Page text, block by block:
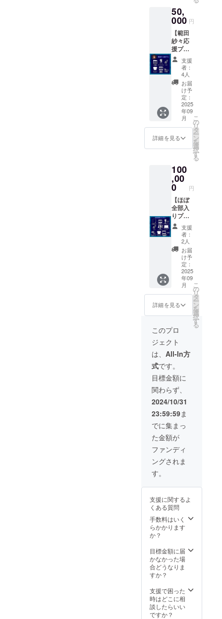
限定1
年、ダ
ウン
ロード
可）
ウン
ロード
不可）
・お礼
動画DL
配信
（期間
限定1
年、ダ
ウン
ロード
可）
ン入り
チェキ
（画像
は選べ
ませ
ん） ・
オリジ
ナルT
シャツ
（ver2
） ・特
製パン
（ver2
） 増
ページ
16p ・
配信
（期間
限定1ヶ
月程
度・ダ
ウン
ロード
不可）
・来年
完成予
定の
「はな
まる劇
場のい
ちばん
長い
日」長
編版の
限定1ヶ
度・ダ
ウン
ロード
不可）
・お礼
動画DL
配信
（期間
年、ダ
ウン
ロード
可）
※「ダン
スを
もっと
見た
い」と
いう方
へ向け
た本編
とは違
う編集
の動画
・倖田
李梨の
アクリ
ルスタ
ンド1点
・倖田
ン入り
チェキ
（画像
は選べ
ませ
ん） ・
オリジ
ナルT
シャツ
（ver2
） ・特
製パン
（ver2
） 増
ページ
16p ・
メイキ
配信
（期間
限定1ヶ
月程
度・ダ
ウン
ロード
不可）
・来年
完成予
定の
「はな
まる劇
場のい
ちばん
長い
日」長
編版の
限定1ヶ
月程
度・ダ
ウン
ロード
不可）
配信
（期間
限定1
ロード
可）
50,
000 円
【範田
紗々応
援プラ
ン】 ・
範田
紗々の
ダンス
シーン
特別編
集ムー
ビー配
信（期
間限定1
年、ダ
ウン
ロード
※「ダン
スを
もっと
見た
い」と
いう方
へ向け
た本編
とは違
う編集
の動画
・範田
紗々の
アクリ
ルスタ
ンド1点
・範田
紗々の
撮影時
のサイ
ン入り
チェキ
（画像
は選べ
ませ
ん） ・
オリジ
ナルT
シャツ
（ver2
） ・特
製パン
フ
（ver2
） 増
ページ
16p ・
メイキ
配信
限定1ヶ
月程
度・ダ
ウン
ロード
・来年
完成予
定の
「はな
場のい
ちばん
長い
日」長
支援
者：
4人
お届
け予
定：
2025
年09
月
詳細を見る
こ
の
リ
タ
ー
ン
を
選
択
す
る
100
,00
0 円
【ほぼ
全部入
りプラ
ン】 ・
このプ
ランだ
けの小
道具の
レプリ
カポス
ターA2
・初咲
里奈、
倖田李
梨、範
田紗々
のダン
スシー
ン特別
編集
ムー
ビー
（期間
限定1
年、ダ
ウン
ロード
可）
※「ダン
スを
もっと
見た
い」と
いう方
とは違
の動画
を3人
セット
で ・踊
り子さ
アクリ
ルスタ
ンドフ
ルセッ
咲里
奈、倖
田李
梨、範
支援
者：
2人
お届
け予
定：
2025
年09
月
詳細を見る
こ
の
リ
タ
ー
ン
を
選
択
す
る
このプロ
ジェクト
は、 All-In方
式です。
目標金額に
関わらず、
2024/10/31
23:59:59ま
でに集まっ
た金額が
ファンディ
ングされま
す。
支援に関するよ
くある質問
手数料はいく
らかかります
か？
目標金額に届
かなかった場
合どうなりま
すか？
支援で困った
時はどこに相
談したらいい
ですか？